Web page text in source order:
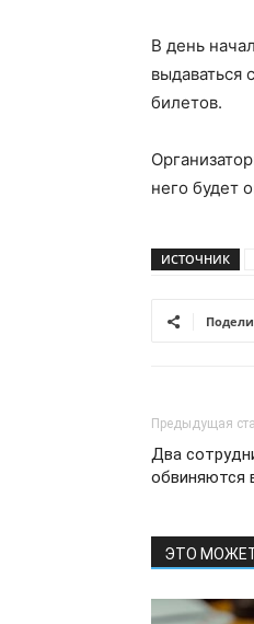
В день
выдаваться
билетов.
него будет
ИСТОЧНИК
Предыдущая
Два
обвиняются
ЭТО